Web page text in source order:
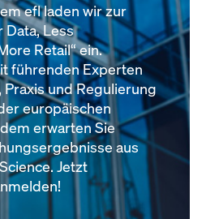
efl laden wir zur
Data, Less
Retail“ ein.
führenden Experten
Praxis und Regulierung
europäischen
erwarten Sie
aus
Jetzt